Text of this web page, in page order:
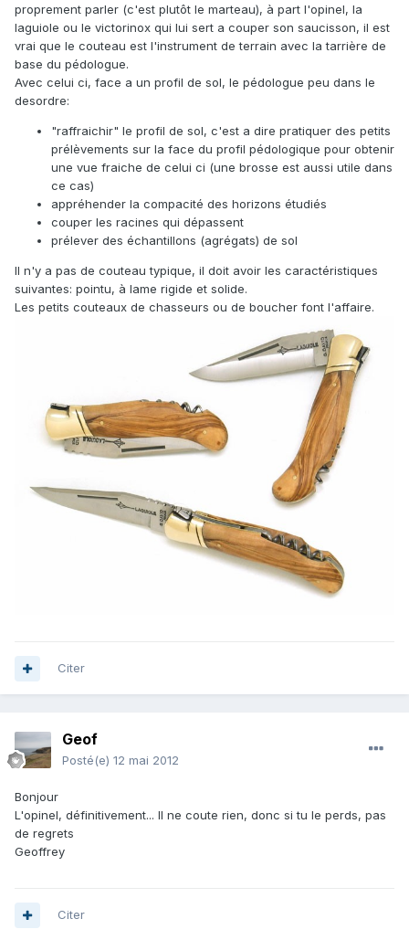
proprement parler (c'est plutôt le marteau), à part l'opinel, la
laguiole ou le victorinox qui lui sert a couper son saucisson, il est
vrai que le couteau est l'instrument de terrain avec la tarrière de
base du pédologue.
Avec celui ci, face a un profil de sol, le pédologue peu dans le
desordre:
"raffraichir" le profil de sol, c'est a dire pratiquer des petits
prélèvements sur la face du profil pédologique pour obtenir
une vue fraiche de celui ci (une brosse est aussi utile dans
ce cas)
appréhender la compacité des horizons étudiés
couper les racines qui dépassent
prélever des échantillons (agrégats) de sol
Il n'y a pas de couteau typique, il doit avoir les caractéristiques
suivantes: pointu, à lame rigide et solide.
Les petits couteaux de chasseurs ou de boucher font l'affaire.
Citer
Geof
Posté(e) 12 mai 2012
Bonjour
L'opinel, définitivement... Il ne coute rien, donc si tu le perds, pas
de regrets
Geoffrey
Citer